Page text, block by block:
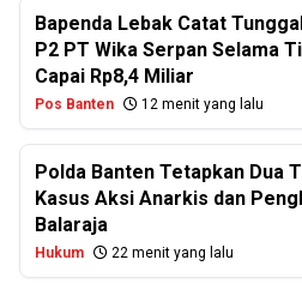
Bapenda Lebak Catat
P2 PT Wika Serpan Selama
Capai Rp8,4 Miliar
Pos Banten 12 menit yang lalu
Polda Banten Tetapkan Dua
Kasus Aksi Anarkis dan
Balaraja
Hukum 22 menit yang lalu